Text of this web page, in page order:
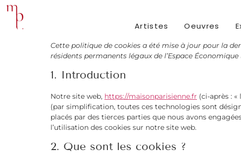
Artistes Oeuvres
Cette politique de cookies a été mise à jour pour la
résidents permanents légaux de l’Espace Économique
1. Introduction
Notre site web, https://maisonparisienne.fr (ci-après :
(par simplification, toutes ces technologies sont
placés par des tierces parties que nous avons
l’utilisation des cookies sur notre site web.
2. Que sont les cookies ?